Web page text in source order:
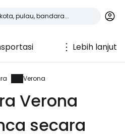
Lebih lanjut
Verona
Verona
secara
Cestee
di seluruh dunia